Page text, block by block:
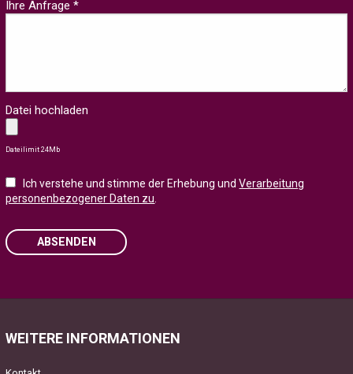
Ihre Anfrage *
Datei hochladen
Dateilimit 24Mb
Ich verstehe und stimme der Erhebung undVerarbeitung
personenbezogener Daten zu
ABSENDEN
WEITERE INFORMATIONEN